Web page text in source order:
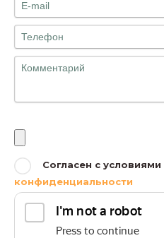
Согласен с условиями
конфиденциальности